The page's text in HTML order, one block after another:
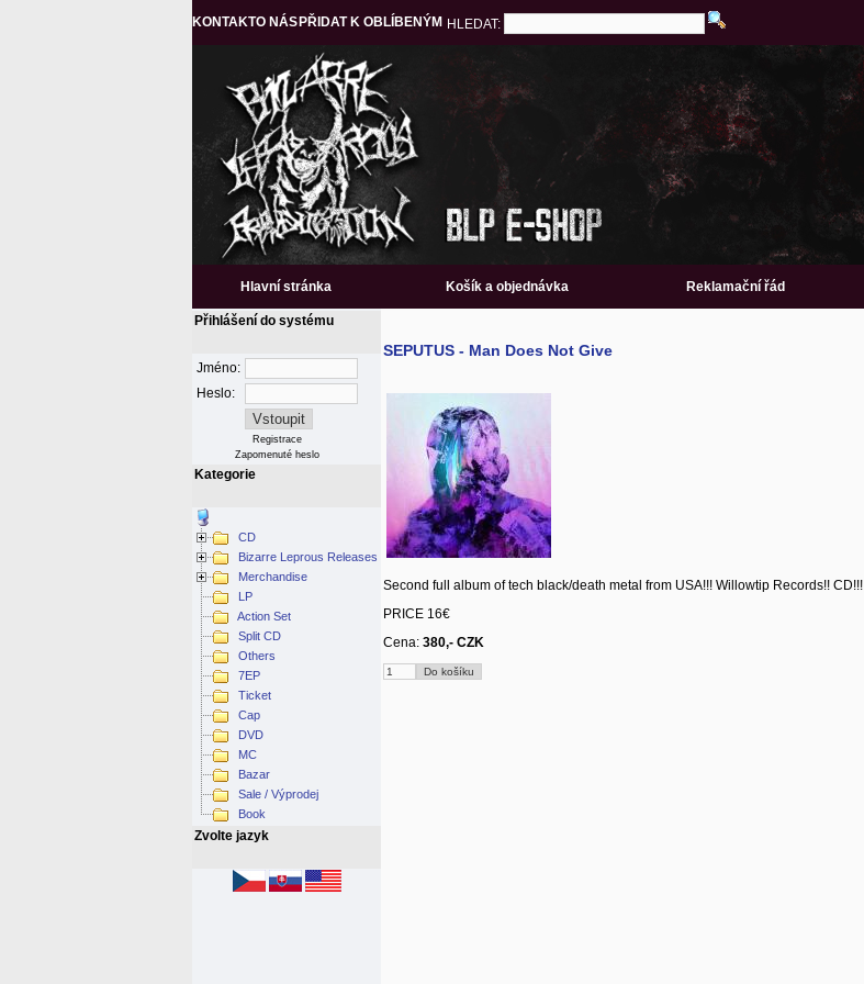
KONTAKTO NÁS PŘIDAT K OBLÍBENÝM HLEDAT:
Hlavní stránka Košík a objednávka Reklamační řád
Přihlášení do systému
Jméno:
Heslo:
Registrace
Zapomenuté heslo
Kategorie
CD
Bizarre Leprous Releases
Merchandise
LP
Action Set
Split CD
Others
7EP
Ticket
Cap
DVD
MC
Bazar
Sale / Výprodej
Book
Zvolte jazyk
SEPUTUS - Man Does Not Give
Second full album of tech black/death metal from USA!!! Willowtip Records!! CD!!!
PRICE 16€
Cena: 380,- CZK